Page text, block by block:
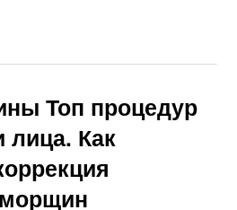
Топ процедур
лица. Как